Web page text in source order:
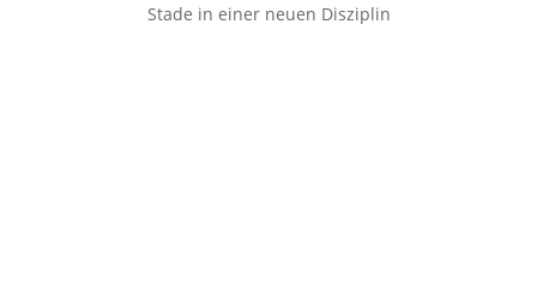
Stade in einer neuen Disziplin